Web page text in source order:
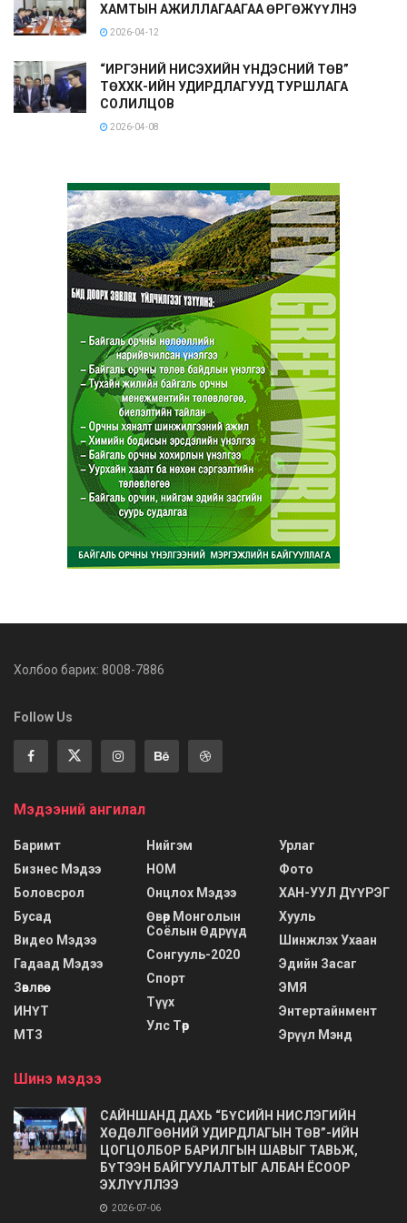
ХАМТЫН АЖИЛЛАГААГАА ӨРГӨЖҮҮЛНЭ
2026-04-12
“ИРГЭНИЙ НИСЭХИЙН ҮНДЭСНИЙ ТӨВ”
ТӨХХК-ИЙН УДИРДЛАГУУД ТУРШЛАГА
СОЛИЛЦОВ
2026-04-08
Холбоо барих: 8008-7886
Follow Us
Мэдээний ангилал
Баримт
Бизнес Мэдээ
Боловсрол
Бусад
Видео Мэдээ
Гадаад Мэдээ
Зөвлөгөө
ИНҮТ
МТЗ
Нийгэм
НОМ
Онцлох Мэдээ
Өвөр Монголын
Соёлын Өдрүүд
Сонгууль-2020
Спорт
Түүх
Улс Төр
Урлаг
Фото
ХАН-УУЛ ДҮҮРЭГ
Хууль
Шинжлэх Ухаан
Эдийн Засаг
ЭМЯ
Энтертайнмент
Эрүүл Мэнд
Шинэ мэдээ
САЙНШАНД ДАХЬ “БҮСИЙН НИСЛЭГИЙН
ХӨДӨЛГӨӨНИЙ УДИРДЛАГЫН ТӨВ”-ИЙН
ЦОГЦОЛБОР БАРИЛГЫН ШАВЫГ ТАВЬЖ,
БҮТЭЭН БАЙГУУЛАЛТЫГ АЛБАН ЁСООР
ЭХЛҮҮЛЛЭЭ
2026-07-06